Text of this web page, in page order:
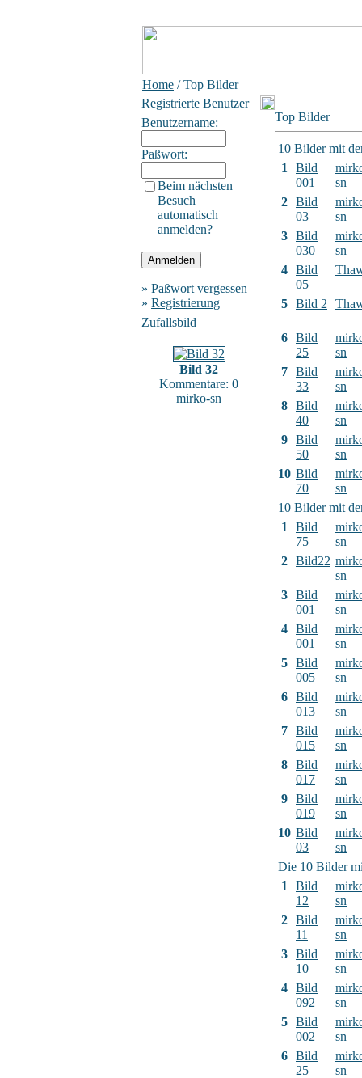
Home / Top Bilder
Registrierte Benutzer
Benutzername:
Paßwort:
Beim nächsten
Besuch
automatisch
anmelden?
» Paßwort vergessen
» Registrierung
Zufallsbild
Bild 32
Kommentare: 0
mirko-sn
Top Bilder
10 Bilder mit
1
Bild
001
sn
2 Bild
03
sn
3 Bild
030
sn
4 Bild
05
5 Bild 2
6 Bild
25
sn
7 Bild
33
sn
8 Bild
40
sn
9 Bild
50
sn
10 Bild
70
sn
10 Bilder mit
1
Bild
75
sn
2 Bild22
sn
3 Bild
001
sn
4 Bild
001
sn
5 Bild
005
sn
6 Bild
013
sn
7 Bild
015
sn
8 Bild
017
sn
9 Bild
019
sn
10 Bild
03
sn
Die 10 Bilder
1
Bild
12
sn
2 Bild
11
sn
3 Bild
10
sn
4 Bild
092
sn
5 Bild
002
sn
6 Bild
25
sn